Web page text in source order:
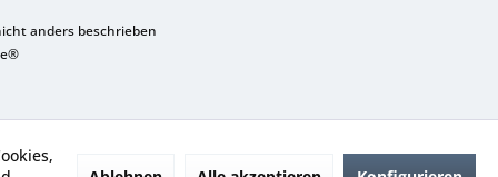
anders beschrieben